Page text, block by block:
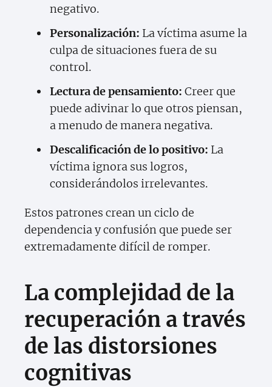
negativo.
Personalización: La víctima asume la
culpa de situaciones fuera de su
control.
Lectura de pensamiento: Creer que
puede adivinar lo que otros piensan,
a menudo de manera negativa.
Descalificación de lo positivo: La
víctima ignora sus logros,
considerándolos irrelevantes.
Estos patrones crean un ciclo de
dependencia y confusión que puede ser
extremadamente difícil de romper.
La complejidad de la
recuperación a través
de las distorsiones
cognitivas